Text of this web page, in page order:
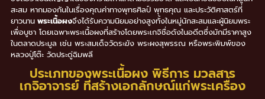
สะสม หากมองกันในเรื่องคุณค่าทางพุทธศิลป์ พุทธคุณ และประวัติศาสตร์ที่
ยาวนาน พระเนื้อผงจึงได้รับความนิยมอย่างสูงทั้งในหมู่นักสะสมและผู้นิยมพระ
เพื่อบูชา โดยเฉพาะพระเนื้อผงที่สร้างโดยพระเกจิชื่อดังในอดีตซึ่งมักมีราคาสูง
ในตลาดประมูล เช่น พระสมเด็จวัดระฆัง พระผงสุพรรณ หรือพระพิมพ์ของ
หลวงปู่โต๊ะ วัดประดู่ฉิมพลี
ประเภทของพระเนื้อผง พิธีการ มวลสาร
เกจิอาจารย์ ที่สร้างเอกลักษณ์แก่พระเครื่อง